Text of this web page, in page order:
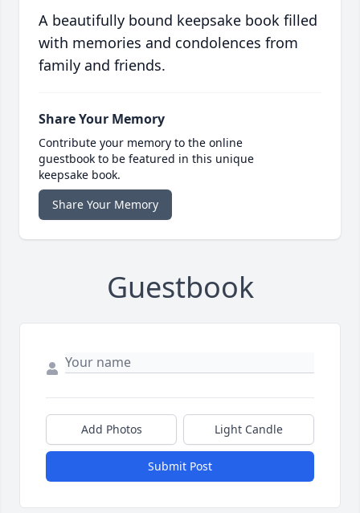
A beautifully bound keepsake book filled
with memories and condolences from
family and friends.
Share Your Memory
Contribute your memory to the online
guestbook to be featured in this unique
keepsake book.
Share Your Memory
Guestbook
Add Photos Light Candle
Submit Post